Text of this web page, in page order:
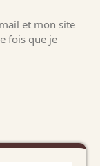
et mon site
fois que je